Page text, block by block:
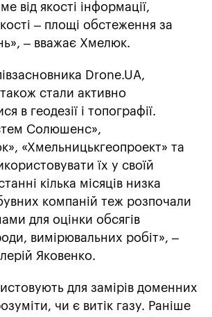
від якості інформації,
– площі обстеження за
– вважає Хмелюк.
Drone.UA,
стали активно
в геодезії і топографії.
Солюшенс»,
«Хмельницькгеопроект» та
їх у своїй
кілька місяців низка
компаній теж розпочали
для оцінки обсягів
вимірювальних робіт», –
Яковенко.
для замірів доменних
чи є витік газу. Раніше